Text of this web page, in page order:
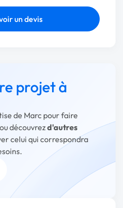
un devis
projet à
de Marc pour faire
découvrezd'autres
celui qui correspondra